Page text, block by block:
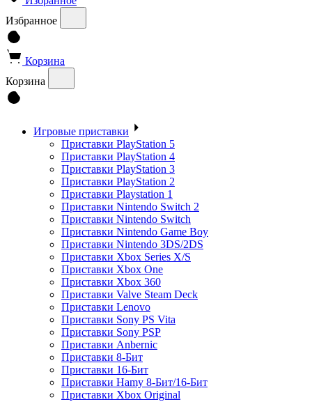
Избранное
Корзина
Корзина
Игровые приставки
Приставки PlayStation 5
Приставки PlayStation 4
Приставки PlayStation 3
Приставки PlayStation 2
Приставки Playstation 1
Приставки Nintendo Switch 2
Приставки Nintendo Switch
Приставки Nintendo Game Boy
Приставки Nintendo 3DS/2DS
Приставки Xbox Series X/S
Приставки Xbox One
Приставки Xbox 360
Приставки Valve Steam Deck
Приставки Lenovo
Приставки Sony PS Vita
Приставки Sony PSP
Приставки Anbernic
Приставки 8-Бит
Приставки 16-Бит
Приставки Hamy 8-Бит/16-Бит
Приставки Xbox Original